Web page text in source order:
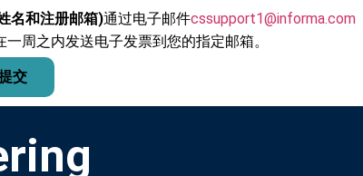
名和注册邮箱)通过电子邮件cssupport1@informa.com
周之内发送电子发票到您的指定邮箱。